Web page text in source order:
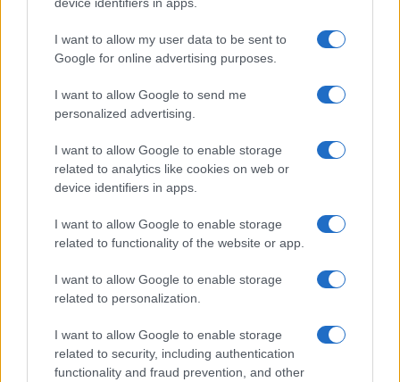
I want to allow my user data to be sent to
Google for online advertising purposes.
I want to allow Google to send me
personalized advertising.
I want to allow Google to enable storage
related to analytics like cookies on web or
device identifiers in apps.
I want to allow Google to enable storage
related to functionality of the website or app.
I want to allow Google to enable storage
related to personalization.
I want to allow Google to enable storage
related to security, including authentication
functionality and fraud prevention, and other
Guida step-by-step per un’immagine pubblica
Camilla Fiore · 9 Ago 2026